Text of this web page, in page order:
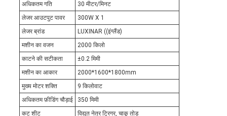
अधिकतम गति
30 मीटर/मिनट
लेजर आउटपुट पावर
300W X 1
लेजर ब्रांड
LUXINAR ((इंग्लैंड)
मशीन का वजन
2000 किलो
काटने की सटीकता
±0.2 मिमी
मशीन का आकार
2000*1600*1800mm
मुख्य मोटर शक्ति
9 किलोवाट
अधिकतम फ़ीडिंग चौड़ाई
350 मिमी
कट शीट
विद्युत नेत्र ट्रिगर, चाकू तोड़